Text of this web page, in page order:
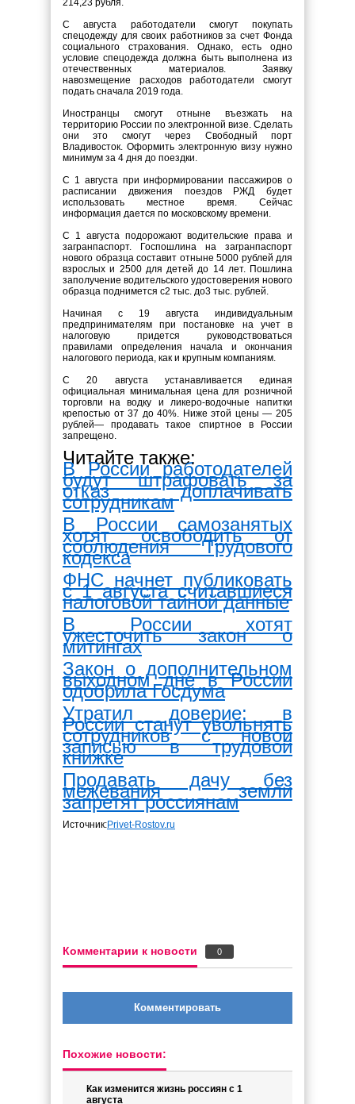
214,23 рубля.
С августа работодатели смогут покупать
спецодежду для своих работников за счет Фонда
социального страхования. Однако, есть одно
условие спецодежда должна быть выполнена из
отечественных материалов. Заявку
навозмещение расходов работодатели смогут
подать сначала 2019 года.
Иностранцы смогут отныне въезжать на
территорию России по электронной визе. Сделать
они это смогут через Свободный порт
Владивосток. Оформить электронную визу нужно
минимум за 4 дня до поездки.
С 1 августа при информировании пассажиров о
расписании движения поездов РЖД будет
использовать местное время. Сейчас
информация дается по московскому времени.
С 1 августа подорожают водительские права и
загранпаспорт. Госпошлина на загранпаспорт
нового образца составит отныне 5000 рублей для
взрослых и 2500 для детей до 14 лет. Пошлина
заполучение водительского удостоверения нового
образца поднимется с2 тыс. до3 тыс. рублей.
Начиная с 19 августа индивидуальным
предпринимателям при постановке на учет в
налоговую придется руководствоваться
правилами определения начала и окончания
налогового периода, как и крупным компаниям.
С 20 августа устанавливается единая
официальная минимальная цена для розничной
торговли на водку и ликеро-водочные напитки
крепостью от 37 до 40%. Ниже этой цены — 205
рублей— продавать такое спиртное в России
запрещено.
Читайте также:
В России работодателей
будут штрафовать за
отказ доплачивать
сотрудникам
В России самозанятых
хотят освободить от
соблюдения Трудового
кодекса
ФНС начнет публиковать
с 1 августа считавшиеся
налоговой тайной данные
В России хотят
ужесточить закон о
митингах
Закон о дополнительном
выходном дне в России
одобрила Госдума
Утратил доверие: в
России станут увольнять
сотрудников с новой
записью в трудовой
книжке
Продавать дачу без
межевания земли
запретят россиянам
Источник:Privet-Rostov.ru
Комментарии к новости 0
Комментировать
Похожие новости:
Как изменится жизнь россиян с 1
августа